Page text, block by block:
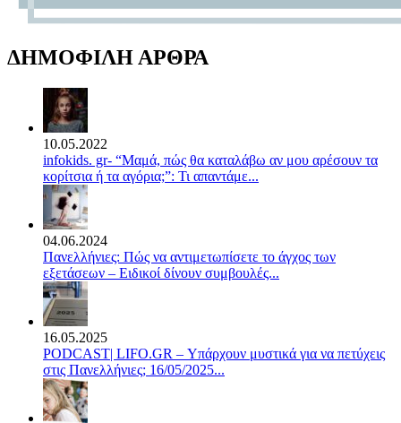
ΔΗΜΟΦΙΛΗ ΑΡΘΡΑ
10.05.2022
infokids. gr- “Μαμά, πώς θα καταλάβω αν μου αρέσουν τα
κορίτσια ή τα αγόρια;”: Τι απαντάμε...
04.06.2024
Πανελλήνιες: Πώς να αντιμετωπίσετε το άγχος των
εξετάσεων – Ειδικοί δίνουν συμβουλές...
16.05.2025
PODCAST| LIFO.GR – Υπάρχουν μυστικά για να πετύχεις
στις Πανελλήνιες; 16/05/2025...